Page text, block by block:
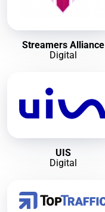
Streamers Alliance
Digital
UIS
Digital